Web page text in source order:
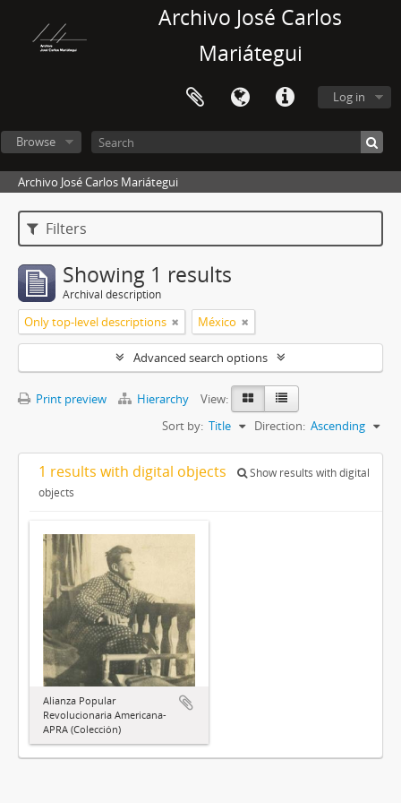
Archivo José Carlos
Mariátegui
Log in
Browse
Archivo José Carlos Mariátegui
Filters
Showing 1 results
Archival description
Only top-level descriptions México
Advanced search options
Print preview Hierarchy
View:
Sort by: Title Direction: Ascending
1 results with digital objects
Show results with digital
objects
Alianza Popular
Revolucionaria Americana-
APRA (Colección)